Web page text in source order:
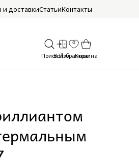
и доставкиСтатьиКонтакты